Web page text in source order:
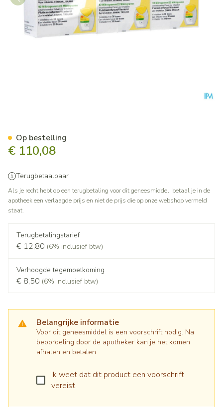
€ 110,08
Terugbetaalbaar
Als je recht hebt op een terugbetaling voor dit geneesmiddel, betaal je in de
apotheek een verlaagde prijs en niet de prijs die op onze webshop vermeld
staat.
Terugbetalingstarief
€ 12,80 (6% inclusief btw)
Verhoogde tegemoetkoming
€ 8,50 (6% inclusief btw)
Belangrijke informatie
Voor dit geneesmiddel is een voorschrift nodig. Na
beoordeling door de apotheker kan je het komen
afhalen en betalen.
Ik weet dat dit product een voorschrift
vereist.
Op bestelling